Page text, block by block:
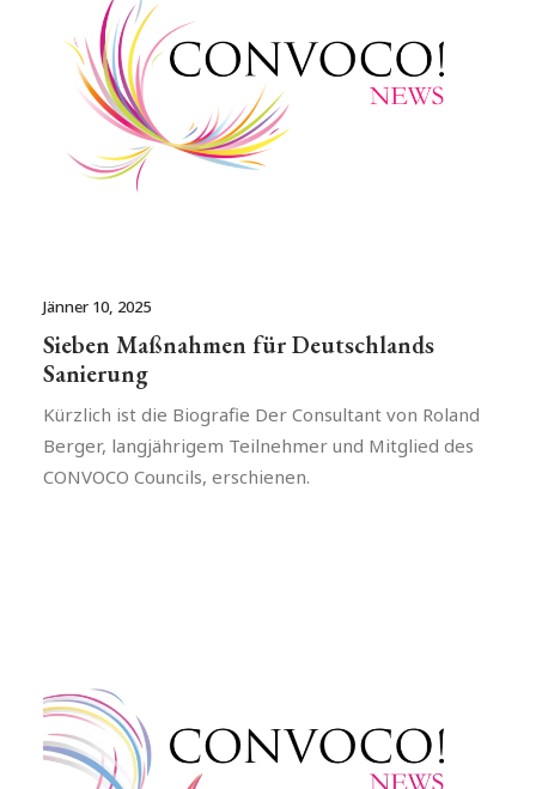
Jänner 10, 2025
Sieben Maßnahmen für Deutschlands
Sanierung
Kürzlich ist die Biografie Der Consultant von Roland
Berger, langjährigem Teilnehmer und Mitglied des
CONVOCO Councils, erschienen.